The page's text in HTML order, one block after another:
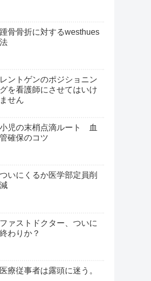
踵骨骨折に対するwesthues
法
レントゲンのポジショニン
グを看護師にさせてはいけ
ません
小児の末梢点滴ルート 血
管確保のコツ
ついにくるか医学部定員削
減
ファストドクター、ついに
終わりか？
医療従事者は露頭に迷う。